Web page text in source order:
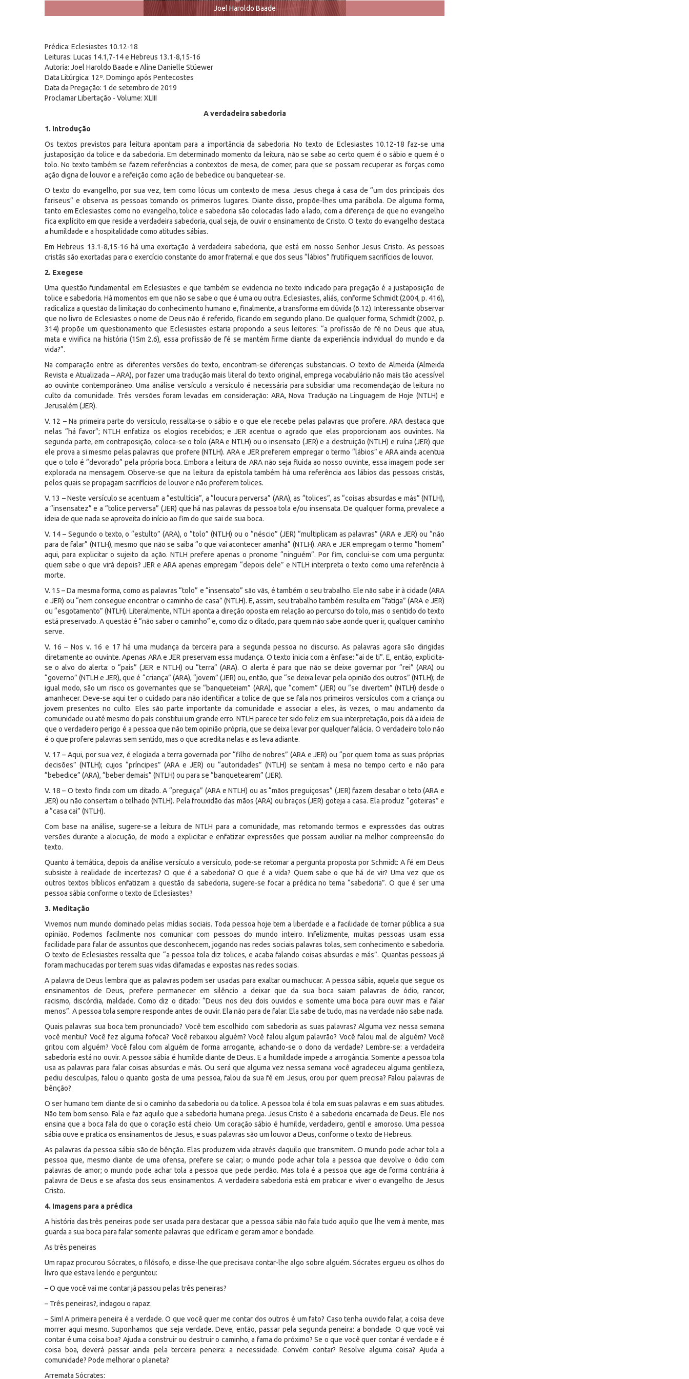
Joel Haroldo Baade
Prédica: Eclesiastes 10.12-18
Leituras: Lucas 14.1,7-14 e Hebreus 13.1-8,15-16
Autoria: Joel Haroldo Baade e Aline Danielle Stüewer
Data Litúrgica: 12º. Domingo após Pentecostes
Data da Pregação: 1 de setembro de 2019
Proclamar Libertação - Volume: XLIII
A verdadeira sabedoria
1. Introdução
Os textos previstos para leitura apontam para a importância da sabedoria. No texto de Eclesiastes 10.12-18 faz-se uma
justaposição da tolice e da sabedoria. Em determinado momento da leitura, não se sabe ao certo quem é o sábio e quem é o
tolo. No texto também se fazem referências a contextos de mesa, de comer, para que se possam recuperar as forças como
ação digna de louvor e a refeição como ação de bebedice ou banquetear-se.
O texto do evangelho, por sua vez, tem como lócus um contexto de mesa. Jesus chega à casa de “um dos principais dos
fariseus” e observa as pessoas tomando os primeiros lugares. Diante disso, propõe-lhes uma parábola. De alguma forma,
tanto em Eclesiastes como no evangelho, tolice e sabedoria são colocadas lado a lado, com a diferença de que no evangelho
fica explícito em que reside a verdadeira sabedoria, qual seja, de ouvir o ensinamento de Cristo. O texto do evangelho destaca
a humildade e a hospitalidade como atitudes sábias.
Em Hebreus 13.1-8,15-16 há uma exortação à verdadeira sabedoria, que está em nosso Senhor Jesus Cristo. As pessoas
cristãs são exortadas para o exercício constante do amor fraternal e que dos seus “lábios” frutifiquem sacrifícios de louvor.
2. Exegese
Uma questão fundamental em Eclesiastes e que também se evidencia no texto indicado para pregação é a justaposição de
tolice e sabedoria. Há momentos em que não se sabe o que é uma ou outra. Eclesiastes, aliás, conforme Schmidt (2004, p. 416),
radicaliza a questão da limitação do conhecimento humano e, finalmente, a transforma em dúvida (6.12). Interessante observar
que no livro de Eclesiastes o nome de Deus não é referido, ficando em segundo plano. De qualquer forma, Schmidt (2002, p.
314) propõe um questionamento que Eclesiastes estaria propondo a seus leitores: “a profissão de fé no Deus que atua,
mata e vivifica na história (1Sm 2.6), essa profissão de fé se mantém firme diante da experiência individual do mundo e da
vida?”.
Na comparação entre as diferentes versões do texto, encontram-se diferenças substanciais. O texto de Almeida (Almeida
Revista e Atualizada – ARA), por fazer uma tradução mais literal do texto original, emprega vocabulário não mais tão acessível
ao ouvinte contemporâneo. Uma análise versículo a versículo é necessária para subsidiar uma recomendação de leitura no
culto da comunidade. Três versões foram levadas em consideração: ARA, Nova Tradução na Linguagem de Hoje (NTLH) e
Jerusalém (JER).
V. 12 – Na primeira parte do versículo, ressalta-se o sábio e o que ele recebe pelas palavras que profere. ARA destaca que
nelas “há favor”; NTLH enfatiza os elogios recebidos; e JER acentua o agrado que elas proporcionam aos ouvintes. Na
segunda parte, em contraposição, coloca-se o tolo (ARA e NTLH) ou o insensato (JER) e a destruição (NTLH) e ruína (JER) que
ele prova a si mesmo pelas palavras que profere (NTLH). ARA e JER preferem empregar o termo “lábios” e ARA ainda acentua
que o tolo é “devorado” pela própria boca. Embora a leitura de ARA não seja fluida ao nosso ouvinte, essa imagem pode ser
explorada na mensagem. Observe-se que na leitura da epístola também há uma referência aos lábios das pessoas cristãs,
pelos quais se propagam sacrifícios de louvor e não proferem tolices.
V. 13 – Neste versículo se acentuam a “estultícia”, a “loucura perversa” (ARA), as “tolices”, as “coisas absurdas e más” (NTLH),
a “insensatez” e a “tolice perversa” (JER) que há nas palavras da pessoa tola e/ou insensata. De qualquer forma, prevalece a
ideia de que nada se aproveita do início ao fim do que sai de sua boca.
V. 14 – Segundo o texto, o “estulto” (ARA), o “tolo” (NTLH) ou o “néscio” (JER) “multiplicam as palavras” (ARA e JER) ou “não
para de falar” (NTLH), mesmo que não se saiba “o que vai acontecer amanhã” (NTLH). ARA e JER empregam o termo “homem”
aqui, para explicitar o sujeito da ação. NTLH prefere apenas o pronome “ninguém”. Por fim, conclui-se com uma pergunta:
quem sabe o que virá depois? JER e ARA apenas empregam “depois dele” e NTLH interpreta o texto como uma referência à
morte.
V. 15 – Da mesma forma, como as palavras “tolo” e “insensato” são vãs, é também o seu trabalho. Ele não sabe ir à cidade (ARA
e JER) ou “nem consegue encontrar o caminho de casa” (NTLH). E, assim, seu trabalho também resulta em “fatiga” (ARA e JER)
ou “esgotamento” (NTLH). Literalmente, NTLH aponta a direção oposta em relação ao percurso do tolo, mas o sentido do texto
está preservado. A questão é “não saber o caminho” e, como diz o ditado, para quem não sabe aonde quer ir, qualquer caminho
serve.
V. 16 – Nos v. 16 e 17 há uma mudança da terceira para a segunda pessoa no discurso. As palavras agora são dirigidas
diretamente ao ouvinte. Apenas ARA e JER preservam essa mudança. O texto inicia com a ênfase: “ai de ti”. E, então, explicita-
se o alvo do alerta: o “país” (JER e NTLH) ou “terra” (ARA). O alerta é para que não se deixe governar por “rei” (ARA) ou
“governo” (NTLH e JER), que é “criança” (ARA), “jovem” (JER) ou, então, que “se deixa levar pela opinião dos outros” (NTLH); de
igual modo, são um risco os governantes que se “banqueteiam” (ARA), que “comem” (JER) ou “se divertem” (NTLH) desde o
amanhecer. Deve-se aqui ter o cuidado para não identificar a tolice de que se fala nos primeiros versículos com a criança ou
jovem presentes no culto. Eles são parte importante da comunidade e associar a eles, às vezes, o mau andamento da
comunidade ou até mesmo do país constitui um grande erro. NTLH parece ter sido feliz em sua interpretação, pois dá a ideia de
que o verdadeiro perigo é a pessoa que não tem opinião própria, que se deixa levar por qualquer falácia. O verdadeiro tolo não
é o que profere palavras sem sentido, mas o que acredita nelas e as leva adiante.
V. 17 – Aqui, por sua vez, é elogiada a terra governada por “filho de nobres” (ARA e JER) ou “por quem toma as suas próprias
decisões” (NTLH); cujos “príncipes” (ARA e JER) ou “autoridades” (NTLH) se sentam à mesa no tempo certo e não para
“bebedice” (ARA), “beber demais” (NTLH) ou para se “banquetearem” (JER).
V. 18 – O texto finda com um ditado. A “preguiça” (ARA e NTLH) ou as “mãos preguiçosas” (JER) fazem desabar o teto (ARA e
JER) ou não consertam o telhado (NTLH). Pela frouxidão das mãos (ARA) ou braços (JER) goteja a casa. Ela produz “goteiras” e
a “casa cai” (NTLH).
Com base na análise, sugere-se a leitura de NTLH para a comunidade, mas retomando termos e expressões das outras
versões durante a alocução, de modo a explicitar e enfatizar expressões que possam auxiliar na melhor compreensão do
texto.
Quanto à temática, depois da análise versículo a versículo, pode-se retomar a pergunta proposta por Schmidt: A fé em Deus
subsiste à realidade de incertezas? O que é a sabedoria? O que é a vida? Quem sabe o que há de vir? Uma vez que os
outros textos bíblicos enfatizam a questão da sabedoria, sugere-se focar a prédica no tema “sabedoria”. O que é ser uma
pessoa sábia conforme o texto de Eclesiastes?
3. Meditação
Vivemos num mundo dominado pelas mídias sociais. Toda pessoa hoje tem a liberdade e a facilidade de tornar pública a sua
opinião. Podemos facilmente nos comunicar com pessoas do mundo inteiro. Infelizmente, muitas pessoas usam essa
facilidade para falar de assuntos que desconhecem, jogando nas redes sociais palavras tolas, sem conhecimento e sabedoria.
O texto de Eclesiastes ressalta que “a pessoa tola diz tolices, e acaba falando coisas absurdas e más”. Quantas pessoas já
foram machucadas por terem suas vidas difamadas e expostas nas redes sociais.
A palavra de Deus lembra que as palavras podem ser usadas para exaltar ou machucar. A pessoa sábia, aquela que segue os
ensinamentos de Deus, prefere permanecer em silêncio a deixar que da sua boca saiam palavras de ódio, rancor,
racismo, discórdia, maldade. Como diz o ditado: “Deus nos deu dois ouvidos e somente uma boca para ouvir mais e falar
menos”. A pessoa tola sempre responde antes de ouvir. Ela não para de falar. Ela sabe de tudo, mas na verdade não sabe nada.
Quais palavras sua boca tem pronunciado? Você tem escolhido com sabedoria as suas palavras? Alguma vez nessa semana
você mentiu? Você fez alguma fofoca? Você rebaixou alguém? Você falou algum palavrão? Você falou mal de alguém? Você
gritou com alguém? Você falou com alguém de forma arrogante, achando-se o dono da verdade? Lembre-se: a verdadeira
sabedoria está no ouvir. A pessoa sábia é humilde diante de Deus. E a humildade impede a arrogância. Somente a pessoa tola
usa as palavras para falar coisas absurdas e más. Ou será que alguma vez nessa semana você agradeceu alguma gentileza,
pediu desculpas, falou o quanto gosta de uma pessoa, falou da sua fé em Jesus, orou por quem precisa? Falou palavras de
bênção?
O ser humano tem diante de si o caminho da sabedoria ou da tolice. A pessoa tola é tola em suas palavras e em suas atitudes.
Não tem bom senso. Fala e faz aquilo que a sabedoria humana prega. Jesus Cristo é a sabedoria encarnada de Deus. Ele nos
ensina que a boca fala do que o coração está cheio. Um coração sábio é humilde, verdadeiro, gentil e amoroso. Uma pessoa
sábia ouve e pratica os ensinamentos de Jesus, e suas palavras são um louvor a Deus, conforme o texto de Hebreus.
As palavras da pessoa sábia são de bênção. Elas produzem vida através daquilo que transmitem. O mundo pode achar tola a
pessoa que, mesmo diante de uma ofensa, prefere se calar; o mundo pode achar tola a pessoa que devolve o ódio com
palavras de amor; o mundo pode achar tola a pessoa que pede perdão. Mas tola é a pessoa que age de forma contrária à
palavra de Deus e se afasta dos seus ensinamentos. A verdadeira sabedoria está em praticar e viver o evangelho de Jesus
Cristo.
4. Imagens para a prédica
A história das três peneiras pode ser usada para destacar que a pessoa sábia não fala tudo aquilo que lhe vem à mente, mas
guarda a sua boca para falar somente palavras que edificam e geram amor e bondade.
As três peneiras
Um rapaz procurou Sócrates, o filósofo, e disse-lhe que precisava contar-lhe algo sobre alguém. Sócrates ergueu os olhos do
livro que estava lendo e perguntou:
– O que você vai me contar já passou pelas três peneiras?
– Três peneiras?, indagou o rapaz.
– Sim! A primeira peneira é a verdade. O que você quer me contar dos outros é um fato? Caso tenha ouvido falar, a coisa deve
morrer aqui mesmo. Suponhamos que seja verdade. Deve, então, passar pela segunda peneira: a bondade. O que você vai
contar é uma coisa boa? Ajuda a construir ou destruir o caminho, a fama do próximo? Se o que você quer contar é verdade e é
coisa boa, deverá passar ainda pela terceira peneira: a necessidade. Convém contar? Resolve alguma coisa? Ajuda a
comunidade? Pode melhorar o planeta?
Arremata Sócrates: